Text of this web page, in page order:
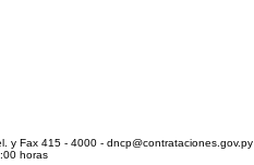
y Fax 415 - 4000 - dncp@contrataciones.gov.py
horas